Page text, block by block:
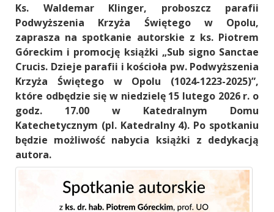
Ks. Waldemar Klinger, proboszcz parafii
Podwyższenia Krzyża Świętego w Opolu,
zaprasza na spotkanie autorskie z ks. Piotrem
Góreckim i promocję książki „Sub signo Sanctae
Crucis. Dzieje parafii i kościoła pw. Podwyższenia
Krzyża Świętego w Opolu (1024-1223-2025)”,
które odbędzie się w niedzielę 15 lutego 2026 r. o
godz. 17.00 w Katedralnym Domu
Katechetycznym (pl. Katedralny 4). Po spotkaniu
będzie możliwość nabycia książki z dedykacją
autora.